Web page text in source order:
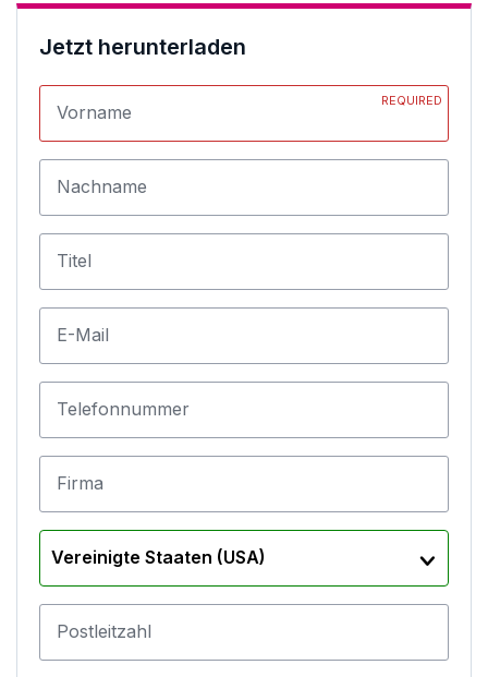
Jetzt herunterladen
Vorname
REQUIRED
Nachname
Titel
E-Mail
Telefonnummer
Firma
Vereinigte Staaten (USA)
Postleitzahl